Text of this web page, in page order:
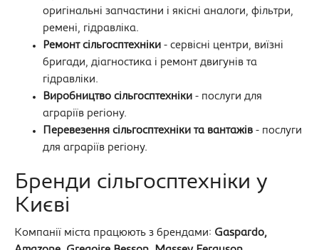
оригінальні запчастини і якісні аналоги, фільтри,
ремені, гідравліка.
Ремонт сільгосптехніки - сервісні центри, виїзні
бригади, діагностика і ремонт двигунів та
гідравліки.
Виробництво сільгосптехніки - послуги для
аграріїв регіону.
Перевезення сільгосптехніки та вантажів - послуги
для аграріїв регіону.
Бренди сільгосптехніки у
Києві
Компанії міста працюють з брендами: Gaspardo,